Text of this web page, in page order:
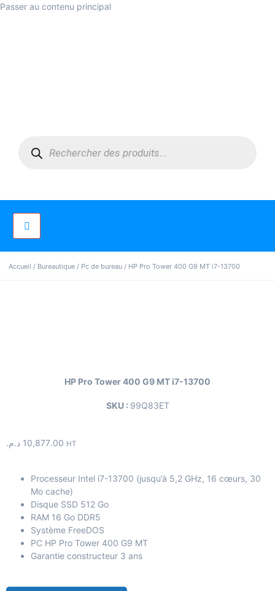
Passer au contenu principal
Accueil / Bureautique / Pc de bureau / HP Pro Tower 400 G9 MT i7-13700
HP Pro Tower 400 G9 MT i7-13700
SKU : 99Q83ET
10,877.00 د.م. HT
Processeur Intel i7-13700 (jusqu’à 5,2 GHz, 16 cœurs, 30
Mo cache)
Disque SSD 512 Go
RAM 16 Go DDR5
Système FreeDOS
PC HP Pro Tower 400 G9 MT
Garantie constructeur 3 ans